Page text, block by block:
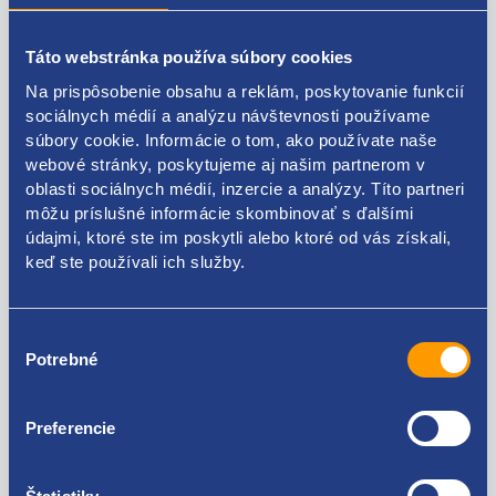
Táto webstránka používa súbory cookies
Na prispôsobenie obsahu a reklám, poskytovanie funkcií
sociálnych médií a analýzu návštevnosti používame
súbory cookie. Informácie o tom, ako používate naše
webové stránky, poskytujeme aj našim partnerom v
oblasti sociálnych médií, inzercie a analýzy. Títo partneri
môžu príslušné informácie skombinovať s ďalšími
údajmi, ktoré ste im poskytli alebo ktoré od vás získali,
keď ste používali ich služby.
súhlasu
Potrebné
Preferencie
Popis produktu
rúrka mazanie turbodúchadla
RENAULT original:
7701476032